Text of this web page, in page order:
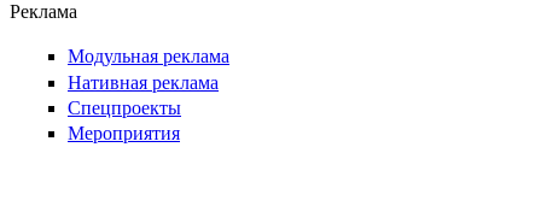
Реклама
Модульная реклама
Нативная реклама
Спецпроекты
Мероприятия